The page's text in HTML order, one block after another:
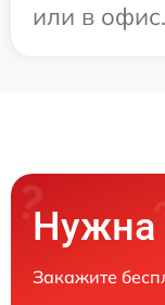
или в офис.
Нужна
Закажите